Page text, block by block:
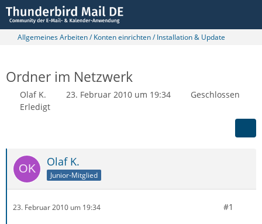
Allgemeines Arbeiten / Konten einrichten / Installation & Update
Ordner im Netzwerk
Olaf K. 23. Februar 2010 um 19:34
Geschlossen
Erledigt
Olaf K.
Junior-Mitglied
23. Februar 2010 um 19:34 #1